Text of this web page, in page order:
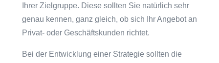
Ihrer Zielgruppe. Diese sollten Sie natürlich sehr
genau kennen, ganz gleich, ob sich Ihr Angebot an
Privat- oder Geschäftskunden richtet.
Bei der Entwicklung einer Strategie sollten die